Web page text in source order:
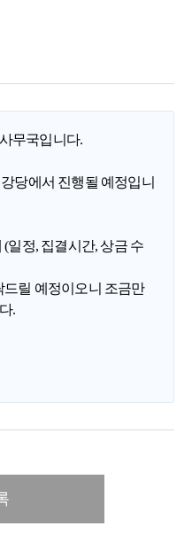
무국입니다.
당에서 진행될 예정입니
일정, 집결시간, 상금 수
드릴 예정이오니 조금만
.